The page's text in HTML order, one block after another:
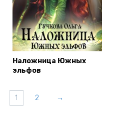
Наложница Южных
эльфов
1 2 →